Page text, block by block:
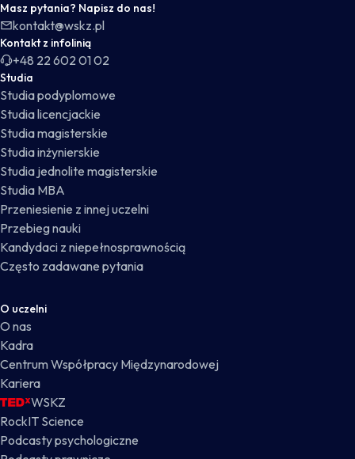
Masz pytania? Napisz do nas!
kontakt@wskz.pl
Kontakt z infolinią
+48 22 602 01 02
Studia
Studia podyplomowe
Studia licencjackie
Studia magisterskie
Studia inżynierskie
Studia jednolite magisterskie
Studia MBA
Przeniesienie z innej uczelni
Przebieg nauki
Kandydaci z niepełnosprawnością
Często zadawane pytania
O uczelni
O nas
Kadra
Centrum Współpracy Międzynarodowej
Kariera
WSKZ
RockIT Science
Podcasty psychologiczne